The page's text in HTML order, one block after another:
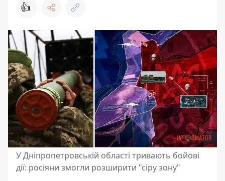
👍
У Дніпропетровській області тривають бойові
дії: росіяни змогли розширити "сіру зону"